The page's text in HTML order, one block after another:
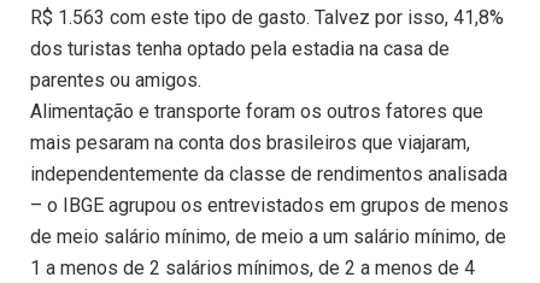
R$ 1.563 com este tipo de gasto. Talvez por isso, 41,8%
dos turistas tenha optado pela estadia na casa de
parentes ou amigos.
Alimentação e transporte foram os outros fatores que
mais pesaram na conta dos brasileiros que viajaram,
independentemente da classe de rendimentos analisada
– o IBGE agrupou os entrevistados em grupos de menos
de meio salário mínimo, de meio a um salário mínimo, de
1 a menos de 2 salários mínimos, de 2 a menos de 4